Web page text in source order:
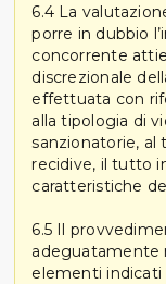
6.4 La
porre in dubbio
concorrente
discrezionale
effettuata con
alla tipologia di
sanzionatorie, al
recidive, il tutto
caratteristiche
6.5 Il
adeguatamente
elementi indicati